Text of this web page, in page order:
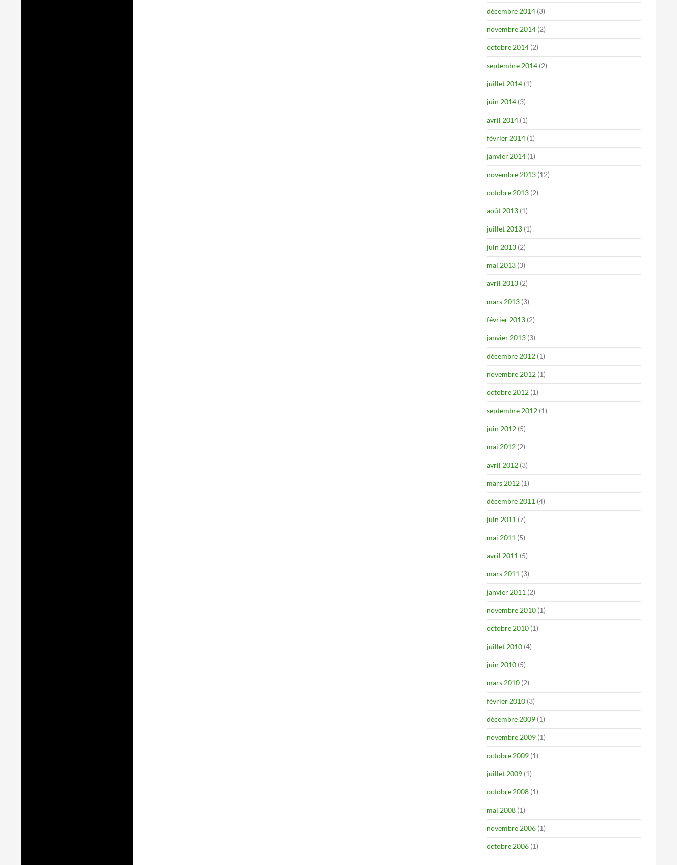
décembre 2014 (3)
novembre 2014 (2)
octobre 2014 (2)
septembre 2014 (2)
juillet 2014 (1)
juin 2014 (3)
avril 2014 (1)
février 2014 (1)
janvier 2014 (1)
novembre 2013 (12)
octobre 2013 (2)
août 2013 (1)
juillet 2013 (1)
juin 2013 (2)
mai 2013 (3)
avril 2013 (2)
mars 2013 (3)
février 2013 (2)
janvier 2013 (3)
décembre 2012 (1)
novembre 2012 (1)
octobre 2012 (1)
septembre 2012 (1)
juin 2012 (5)
mai 2012 (2)
avril 2012 (3)
mars 2012 (1)
décembre 2011 (4)
juin 2011 (7)
mai 2011 (5)
avril 2011 (5)
mars 2011 (3)
janvier 2011 (2)
novembre 2010 (1)
octobre 2010 (1)
juillet 2010 (4)
juin 2010 (5)
mars 2010 (2)
février 2010 (3)
décembre 2009 (1)
novembre 2009 (1)
octobre 2009 (1)
juillet 2009 (1)
octobre 2008 (1)
mai 2008 (1)
novembre 2006 (1)
octobre 2006 (1)